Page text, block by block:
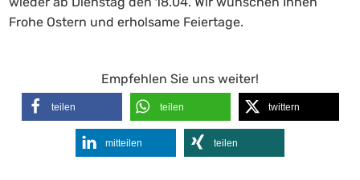
Frohe Ostern und erholsame Feiertage.
Empfehlen Sie uns weiter!
teilen teilen twittern
mitteilen teilen